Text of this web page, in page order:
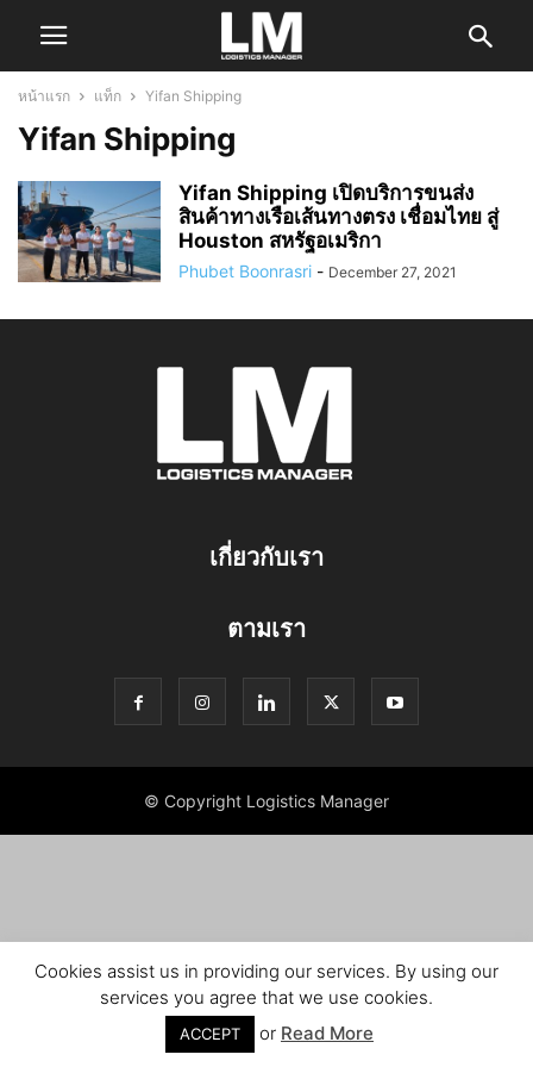
หน้าแรก แท็ก Yifan Shipping
Yifan Shipping
Yifan Shipping เปิดบริการขนส่ง
สินค้าทางเรือเส้นทางตรง เชื่อมไทย สู่
Houston สหรัฐอเมริกา
Phubet Boonrasri - December 27, 2021
เกี่ยวกับเรา
ตามเรา
© Copyright Logistics Manager
Cookies assist us in providing our services. By using our
services you agree that we use cookies.
ACCEPT or Read More